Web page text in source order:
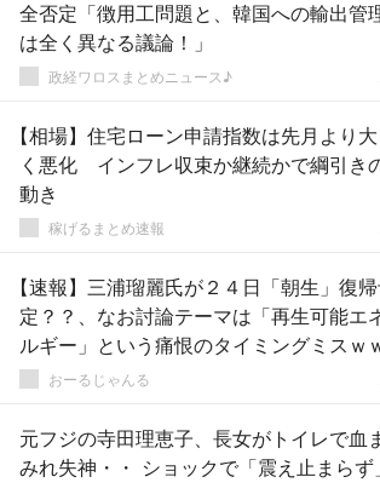
全否定「徴用工問題と、韓国への輸出管
は全く異なる議論！」
政経ワロスまとめニュース♪
【相場】住宅ローン申請指数は先月より大
く悪化 インフレ収束か継続かで綱引き
動き
稼げるまとめ速報
【速報】三浦瑠麗氏が２４日「朝生」復
定？？、なお討論テーマは「再生可能エ
ルギー」という痛恨のタイミングミスｗ
ｗ おーるじゃんる
元フジの寺田理恵子、長女がトイレで血
みれ失神・・ ショックで「震え止まらず